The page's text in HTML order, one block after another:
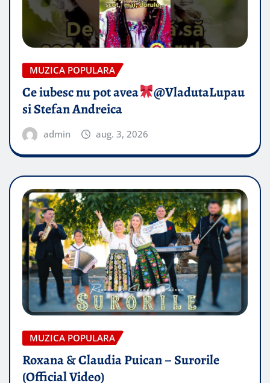
MUZICA POPULARA
Ce iubesc nu pot avea
​@VladutaLupau
si Stefan Andreica
admin aug. 3, 2026
MUZICA POPULARA
Roxana & Claudia Puican – Surorile
(Official Video)